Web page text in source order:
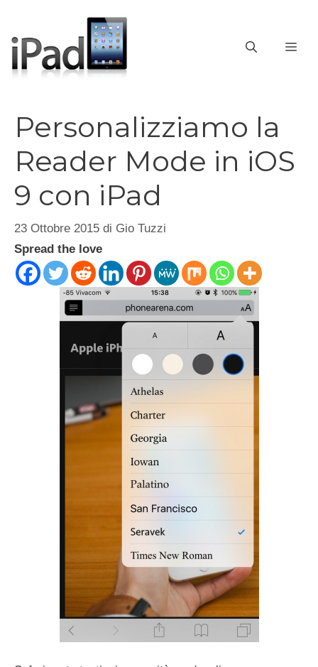
contenuto
Personalizziamo la
Reader Mode in iOS
9 con iPad
23 Ottobre 2015 di Gio Tuzzi
Spread the love